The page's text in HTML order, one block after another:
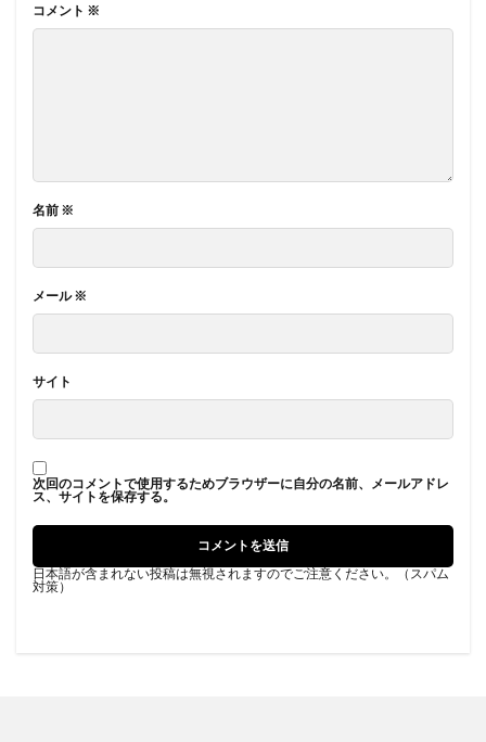
コメント ※
名前 ※
メール※
サイト
次回のコメントで使用するためブラウザーに自分の名前、メールアドレ
ス、サイトを保存する。
日本語が含まれない投稿は無視されますのでご注意ください。（スパム
対策）